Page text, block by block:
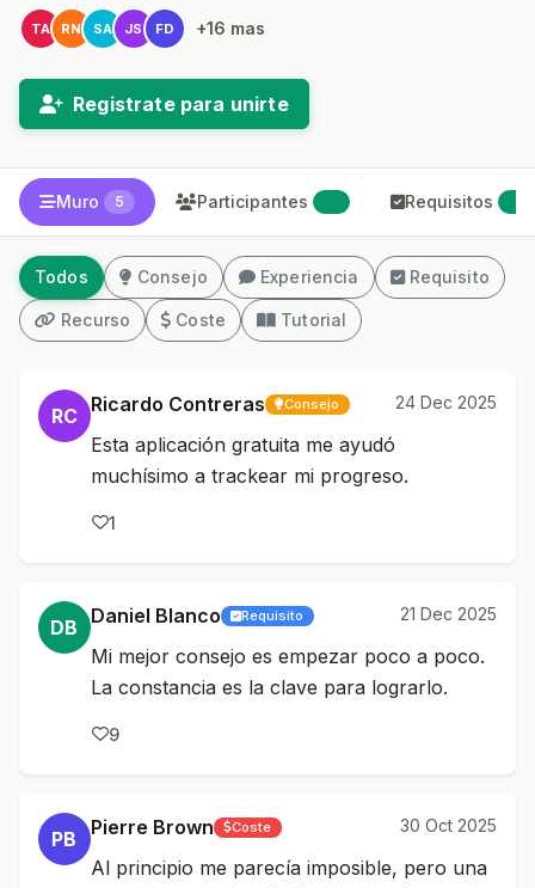
TA RN SA JS FD +16 mas
Registrate para unirte
Muro 5 Participantes Requisitos
Todos Consejo Experiencia Requisito
Recurso Coste Tutorial
RC Ricardo Contreras Consejo 24 Dec 2025
Esta aplicación gratuita me ayudó
muchísimo a trackear mi progreso.
1
DB Daniel Blanco Requisito 21 Dec 2025
Mi mejor consejo es empezar poco a poco.
La constancia es la clave para lograrlo.
9
PB Pierre Brown Coste 30 Oct 2025
Al principio me parecía imposible, pero una